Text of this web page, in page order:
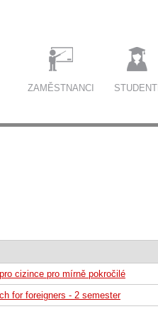
ZAMĚSTNANCI STUDENTI
cizince pro mírně pokročilé
for foreigners - 2 semester